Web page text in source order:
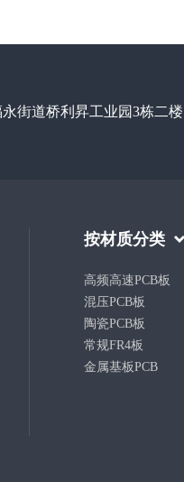
街道桥利昇工业园3栋二楼
按材质分类
高频高速PCB板
混压PCB板
陶瓷PCB板
常规FR4板
金属基板PCB